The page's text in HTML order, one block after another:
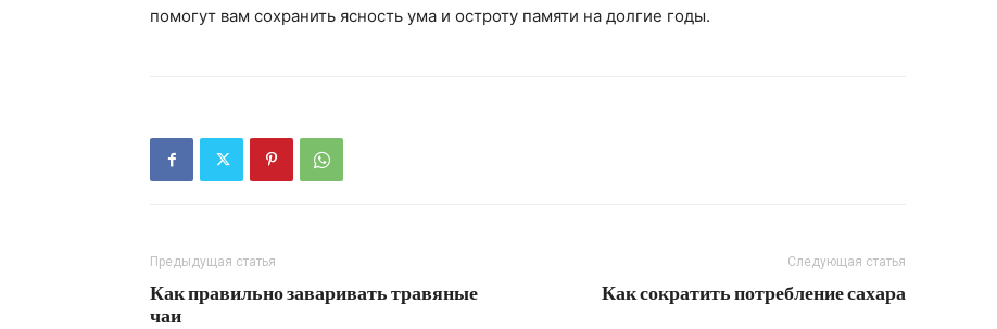
помогут вам сохранить ясность ума и остроту памяти на долгие годы.
Предыдущая статья
Как правильно заваривать травяные
чаи
Следующая статья
Как сократить потребление сахара